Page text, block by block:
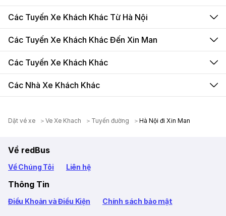
Các Tuyến Xe Khách Khác Từ Hà Nội
Các Tuyến Xe Khách Khác Đến Xin Man
Các Tuyến Xe Khách Khác
Các Nhà Xe Khách Khác
Dặt vé xe Ve Xe Khach Tuyến đường Hà Nội đi Xin Man
Về redBus
Về Chúng Tôi Liên hệ
Thông Tin
Điều Khoản và Điều Kiện Chính sách bảo mật